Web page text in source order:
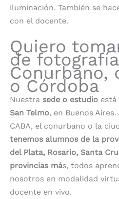
iluminación. También se
con el docente.
Quiero
de
Conurbano,
o Córdoba
Nuestra sede o estudio está
San Telmo, en Buenos
CABA, el conurbano o la
tenemos alumnos de la
del Plata, Rosario, Santa
provincias más, todos
nosotros en modalidad
docente en vivo.